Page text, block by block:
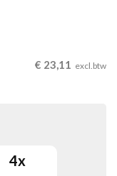
€ 23,11 excl.btw
4x